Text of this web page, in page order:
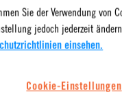
psi, 8.6 bar
Sie der Verwendung von
jedoch jederzeit
einsehen.
Cookie-Einstellungen